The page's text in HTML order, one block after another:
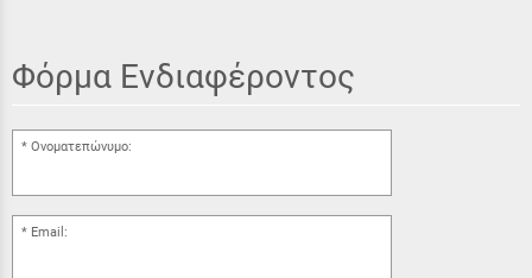
Φόρμα Ενδιαφέροντος
Ονοματεπώνυμο:
Email: